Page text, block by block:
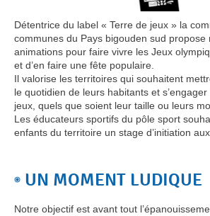
Détentrice du label « Terre de jeux » la
communes du Pays bigouden sud propose
animations pour faire vivre les Jeux
et d’en faire une fête populaire.
Il valorise les territoires qui souhaitent
le quotidien de leurs habitants et s’engager
jeux, quels que soient leur taille ou leurs
Les éducateurs sportifs du pôle sport
enfants du territoire un stage d’initiation
UN MOMENT LUDIQUE
Notre objectif est avant tout